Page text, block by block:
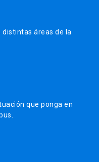
áreas de la
que ponga en